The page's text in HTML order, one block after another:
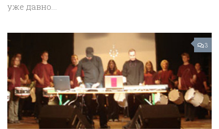
уже давно...
3